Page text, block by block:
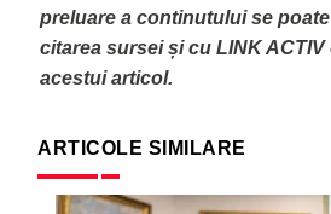
preluare a continutului se
citarea sursei și cu LINK
acestui articol.
ARTICOLE SIMILARE